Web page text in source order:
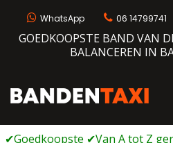
WhatsApp 06 14799741
GOEDKOOPSTE BAND VAN
BALANCEREN IN